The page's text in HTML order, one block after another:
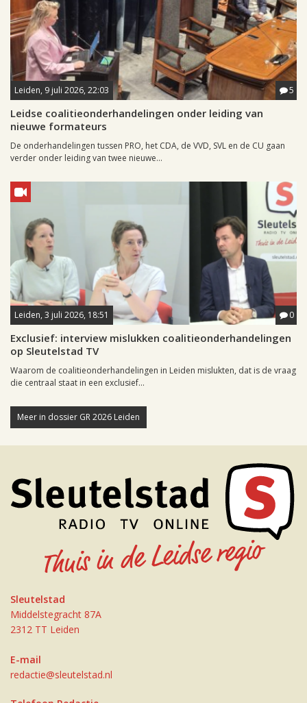
Leiden, 9 juli 2026, 22:03 5
Leidse coalitieonderhandelingen onder leiding van
nieuwe formateurs
De onderhandelingen tussen PRO, het CDA, de VVD, SVL en de CU gaan
verder onder leiding van twee nieuwe...
Leiden, 3 juli 2026, 18:51 0
Exclusief: interview mislukken coalitieonderhandelingen
op Sleutelstad TV
Waarom de coalitieonderhandelingen in Leiden mislukten, dat is de vraag
die centraal staat in een exclusief...
Meer in dossier GR 2026 Leiden
Sleutelstad
Middelstegracht 87A
2312 TT Leiden
E-mail
redactie@sleutelstad.nl